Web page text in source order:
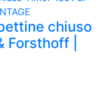
chiuso
Forsthoff |